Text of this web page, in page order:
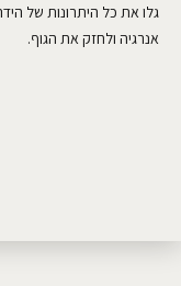
גלו את כל היתרונות של
אנרגיה ולחזק את הגוף.